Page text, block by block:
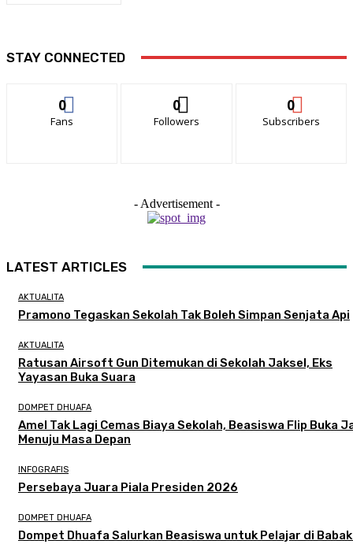
STAY CONNECTED
0
Fans
0
Followers
0
Subscribers
- Advertisement -
LATEST ARTICLES
AKTUALITA
Pramono Tegaskan Sekolah Tak Boleh Simpan Senjata Api
AKTUALITA
Ratusan Airsoft Gun Ditemukan di Sekolah Jaksel, Eks
Yayasan Buka Suara
DOMPET DHUAFA
Amel Tak Lagi Cemas Biaya Sekolah, Beasiswa Flip Buka
Menuju Masa Depan
INFOGRAFIS
Persebaya Juara Piala Presiden 2026
DOMPET DHUAFA
Dompet Dhuafa Salurkan Beasiswa untuk Pelajar di